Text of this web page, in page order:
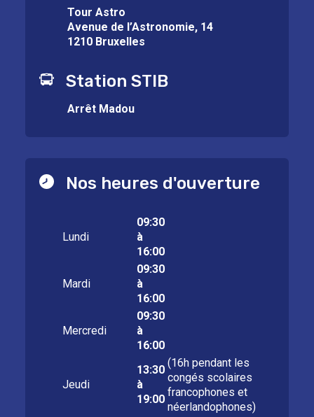
Tour Astro
Avenue de l’Astronomie, 14
1210 Bruxelles
Station STIB
Arrêt Madou
Nos heures d'ouverture
Lundi
09:30
à
16:00
Mardi
09:30
à
16:00
Mercredi
09:30
à
16:00
Jeudi
13:30
à
19:00
(16h pendant les
congés scolaires
francophones et
néerlandophones)